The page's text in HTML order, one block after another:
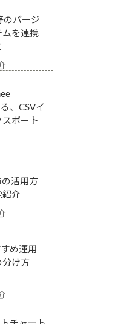
のバージ
ムを連携
、CSVイ
ポート
の活用方
紹介
め運用
分け方